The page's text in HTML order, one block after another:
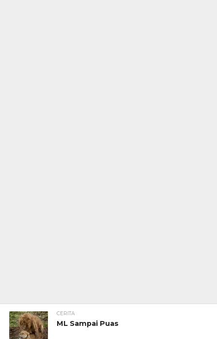
CERITA
ML Sampai Puas